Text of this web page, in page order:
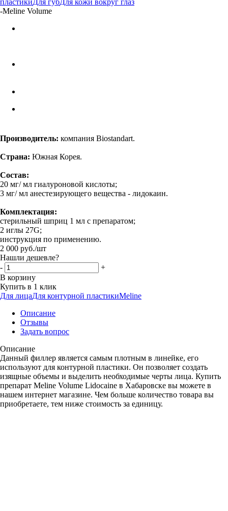
-Meline Volume
Производитель: компания Biostandart.
Страна: Южная Корея.
Состав:
20 мг/ мл гиалуроновой кислоты;
3 мг/ мл анестезирующего вещества - лидокаин.
Комплектация:
стерильный шприц 1 мл с препаратом;
2 иглы 27G;
инструкция по применению.
2 000 руб./шт
Нашли дешевле?
-
+
В корзину
Купить в 1 клик
Для лицаДля контурной пластикиMeline
Описание
Отзывы
Задать вопрос
Описание
Данный филлер является самым плотным в линейке, его
используют для контурной пластики. Он позволяет создать
изящные объемы и выделить необходимые черты лица. Купить
препарат Meline Volume Lidocaine в Хабаровске вы можете в
нашем интернет магазине. Чем больше количество товара вы
приобретаете, тем ниже стоимость за единицу.